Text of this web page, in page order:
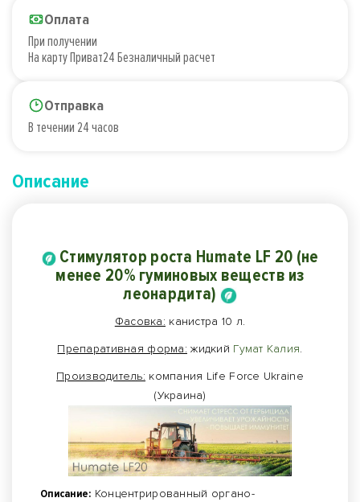
Оплата
При получении
На карту Приват24 Безналичный расчет
Отправка
В течении 24 часов
Описание
Стимулятор роста Нumate LF 20 (не
менее 20% гуминовых веществ из
леонардита)
Фасовка: канистра 10 л.
Препаративная форма: жидкий Гумат Калия.
Производитель: компания Life Force Ukraine
(Украина)
Описание: Концентрированный органо-